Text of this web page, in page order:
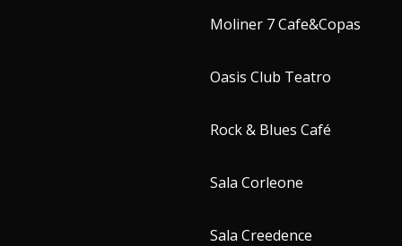
Moliner 7 Cafe&Copas
Oasis Club Teatro
Rock & Blues Café
Sala Corleone
Sala Creedence